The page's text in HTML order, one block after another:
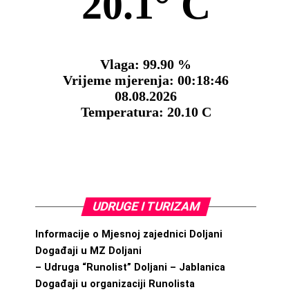
UDRUGE I TURIZAM
Informacije o Mjesnoj zajednici Doljani
Događaji u MZ Doljani
– Udruga “Runolist” Doljani – Jablanica
Događaji u organizaciji Runolista